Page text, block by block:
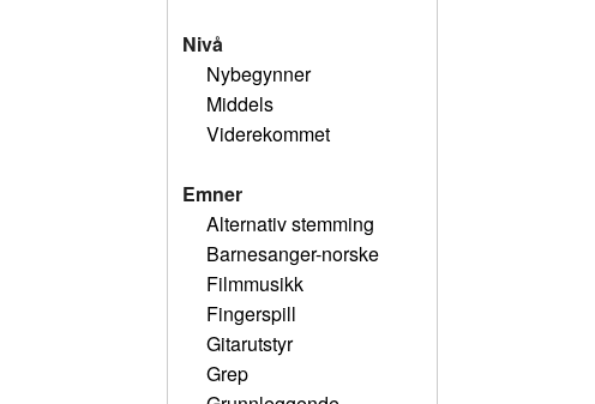
Nivå
Nybegynner
Middels
Viderekommet
Emner
Alternativ stemming
Barnesanger-norske
Filmmusikk
Fingerspill
Gitarutstyr
Grep